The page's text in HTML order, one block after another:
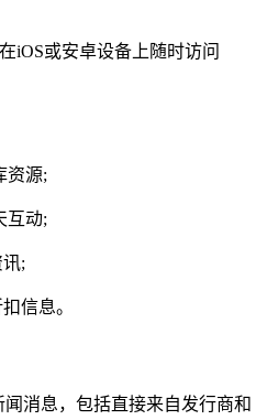
iOS或安卓设备上随时访问
资源;
互动;
;
信息。
消息，包括直接来自发行商和